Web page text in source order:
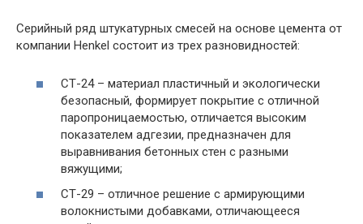
Серийный ряд штукатурных смесей на основе цемента от
компании Henkel состоит из трех разновидностей:
СТ-24 – материал пластичный и экологически
безопасный, формирует покрытие с отличной
паропроницаемостью, отличается высоким
показателем адгезии, предназначен для
выравнивания бетонных стен с разными
вяжущими;
СТ-29 – отличное решение с армирующими
волокнистыми добавками, отличающееся